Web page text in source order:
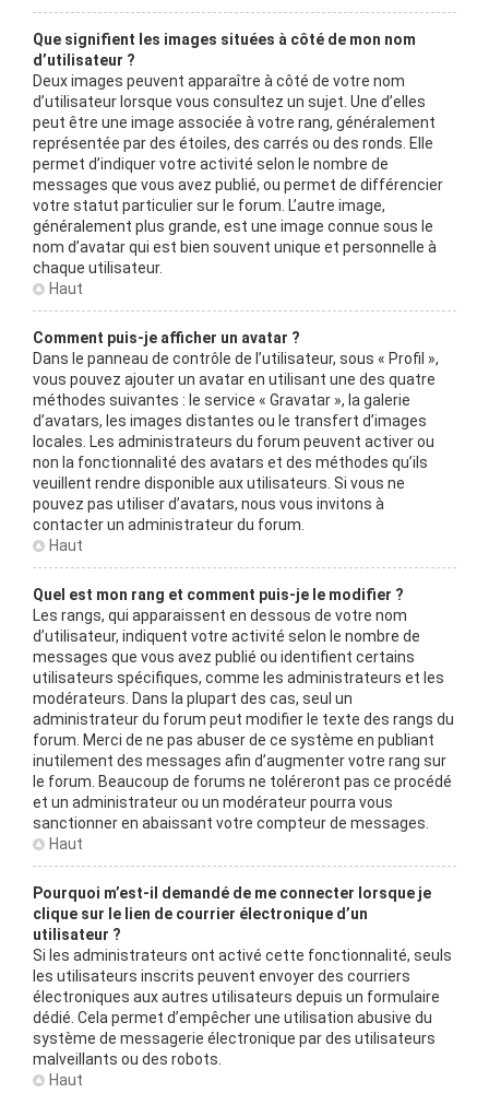
Que signifient les images situées à côté de mon nom
d’utilisateur ?
Deux images peuvent apparaître à côté de votre nom
d’utilisateur lorsque vous consultez un sujet. Une d’elles
peut être une image associée à votre rang, généralement
représentée par des étoiles, des carrés ou des ronds. Elle
permet d’indiquer votre activité selon le nombre de
messages que vous avez publié, ou permet de différencier
votre statut particulier sur le forum. L’autre image,
généralement plus grande, est une image connue sous le
nom d’avatar qui est bien souvent unique et personnelle à
chaque utilisateur.
Haut
Comment puis-je afficher un avatar ?
Dans le panneau de contrôle de l’utilisateur, sous « Profil »,
vous pouvez ajouter un avatar en utilisant une des quatre
méthodes suivantes : le service « Gravatar », la galerie
d’avatars, les images distantes ou le transfert d’images
locales. Les administrateurs du forum peuvent activer ou
non la fonctionnalité des avatars et des méthodes qu’ils
veuillent rendre disponible aux utilisateurs. Si vous ne
pouvez pas utiliser d’avatars, nous vous invitons à
contacter un administrateur du forum.
Haut
Quel est mon rang et comment puis-je le modifier ?
Les rangs, qui apparaissent en dessous de votre nom
d’utilisateur, indiquent votre activité selon le nombre de
messages que vous avez publié ou identifient certains
utilisateurs spécifiques, comme les administrateurs et les
modérateurs. Dans la plupart des cas, seul un
administrateur du forum peut modifier le texte des rangs du
forum. Merci de ne pas abuser de ce système en publiant
inutilement des messages afin d’augmenter votre rang sur
le forum. Beaucoup de forums ne toléreront pas ce procédé
et un administrateur ou un modérateur pourra vous
sanctionner en abaissant votre compteur de messages.
Haut
Pourquoi m’est-il demandé de me connecter lorsque je
clique sur le lien de courrier électronique d’un
utilisateur ?
Si les administrateurs ont activé cette fonctionnalité, seuls
les utilisateurs inscrits peuvent envoyer des courriers
électroniques aux autres utilisateurs depuis un formulaire
dédié. Cela permet d’empêcher une utilisation abusive du
système de messagerie électronique par des utilisateurs
malveillants ou des robots.
Haut